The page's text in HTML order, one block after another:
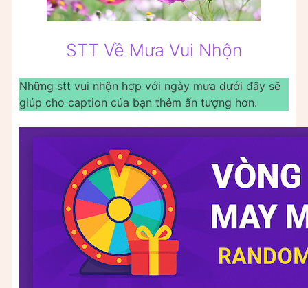
STT Về Mưa Vui Nhộn
Những stt vui nhộn hợp với ngày mưa dưới đây sẽ
giúp cho caption của bạn thêm ấn tượng hơn.